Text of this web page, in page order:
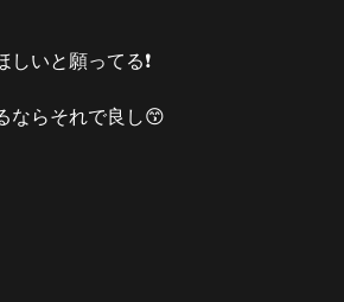
しいと願ってる❗️
ならそれで良し😙